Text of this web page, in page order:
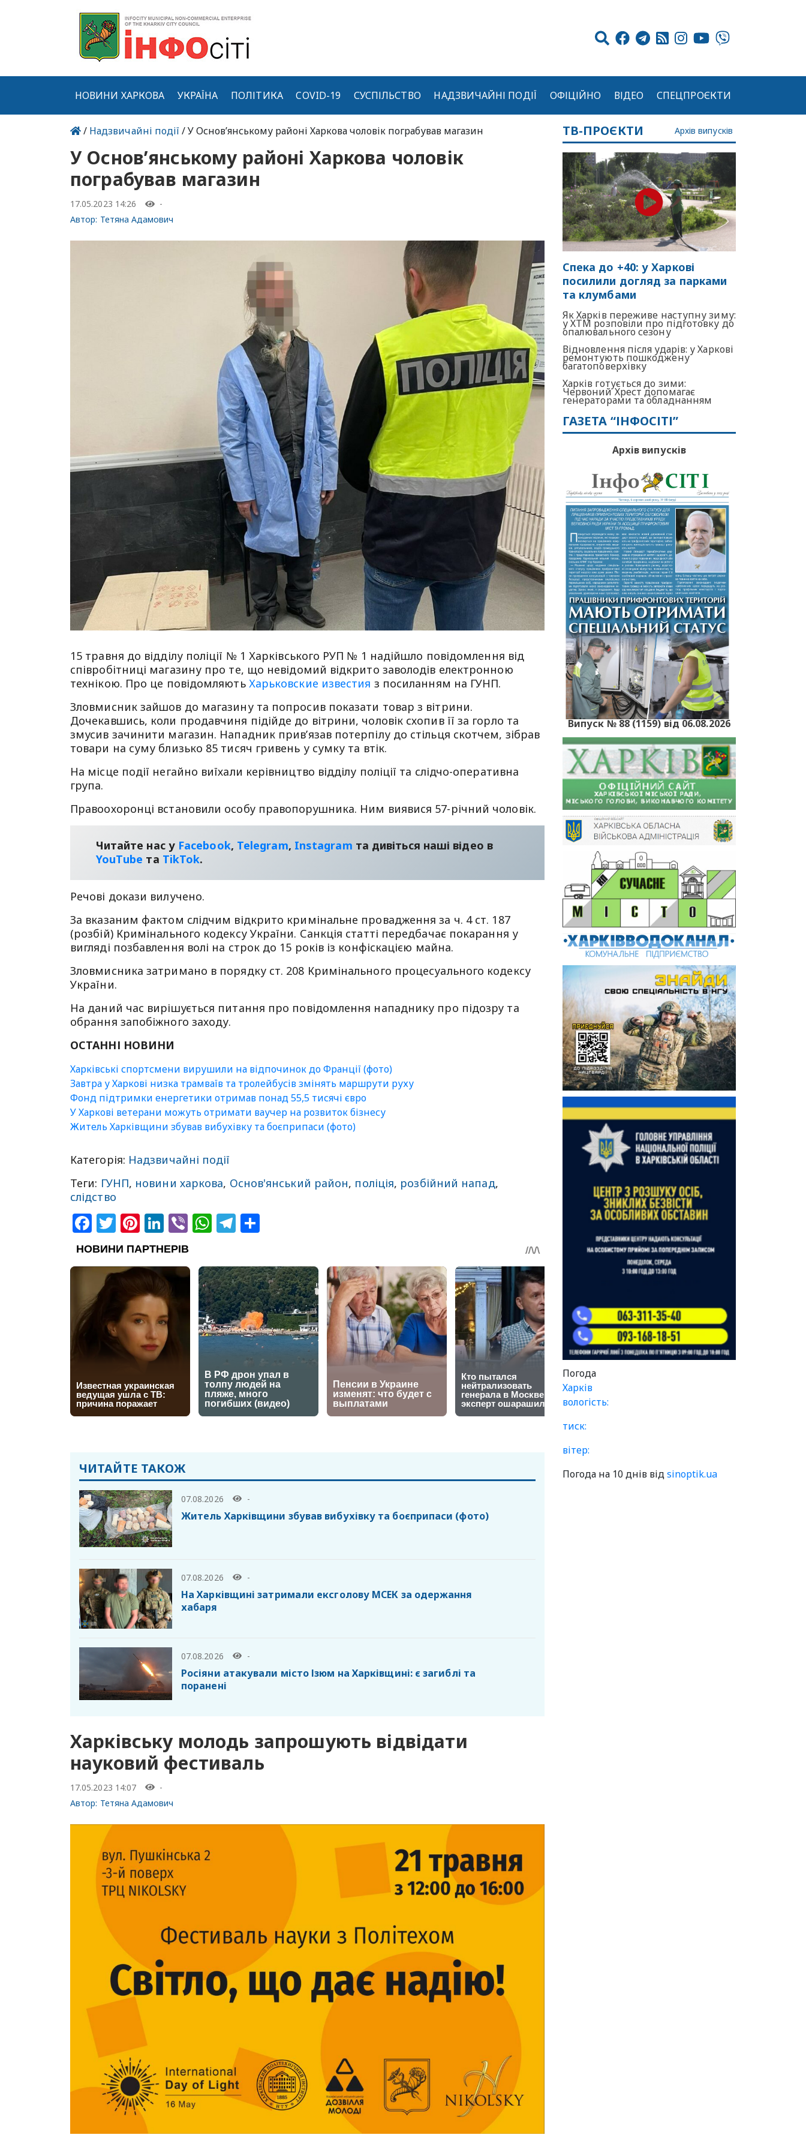
НОВИНИ ХАРКОВА УКРАЇНА ПОЛІТИКА COVID-19 СУСПІЛЬСТВО НАДЗВИЧАЙНІ ПОДІЇ ОФІЦІЙНО ВІДЕО СПЕЦПРОЄКТИ
/ Надзвичайні події / У Основ’янському районі Харкова чоловік пограбував магазин
У Основ’янському районі Харкова чоловік
пограбував магазин
17.05.2023 14:26
-
Автор: Тетяна Адамович
15 травня до відділу поліції № 1 Харківського РУП № 1 надійшло повідомлення від
співробітниці магазину про те, що невідомий відкрито заволодів електронною
технікою. Про це повідомляють Харьковские известия з посиланням на ГУНП.
Зловмисник зайшов до магазину та попросив показати товар з вітрини.
Дочекавшись, коли продавчиня підійде до вітрини, чоловік схопив її за горло та
змусив зачинити магазин. Нападник прив’язав потерпілу до стільця скотчем, зібрав
товари на суму близько 85 тисяч гривень у сумку та втік.
На місце події негайно виїхали керівництво відділу поліції та слідчо-оперативна
група.
Правоохоронці встановили особу правопорушника. Ним виявися 57-річний чоловік.
Читайте нас у Facebook, Telegram, Instagram та дивіться наші відео в
YouТube та TikTok.
Речові докази вилучено.
За вказаним фактом слідчим відкрито кримінальне провадження за ч. 4 ст. 187
(розбій) Кримінального кодексу України. Санкція статті передбачає покарання у
вигляді позбавлення волі на строк до 15 років із конфіскацією майна.
Зловмисника затримано в порядку ст. 208 Кримінального процесуального кодексу
України.
На даний час вирішується питання про повідомлення нападнику про підозру та
обрання запобіжного заходу.
ОСТАННІ НОВИНИ
Харківські спортсмени вирушили на відпочинок до Франції (фото)
Завтра у Харкові низка трамваїв та тролейбусів змінять маршрути руху
Фонд підтримки енергетики отримав понад 55,5 тисячі євро
У Харкові ветерани можуть отримати ваучер на розвиток бізнесу
Житель Харківщини збував вибухівку та боєприпаси (фото)
Категорія: Надзвичайні події
Теги: ГУНП, новини харкова, Основ'янський район, поліція, розбійний напад,
слідство
Facebook
Twitter
Pinterest
LinkedIn
ViberWhatsApp
Telegram
ЧИТАЙТЕ ТАКОЖ
07.08.2026 -
Житель Харківщини збував вибухівку та боєприпаси (фото)
07.08.2026 -
На Харківщині затримали ексголову МСЕК за одержання
хабаря
07.08.2026 -
Росіяни атакували місто Ізюм на Харківщині: є загиблі та
поранені
Харківську молодь запрошують відвідати
науковий фестиваль
17.05.2023 14:07
-
Автор: Тетяна Адамович
ТВ-ПРОЄКТИ Архів випусків
Спека до +40: у Харкові
посилили догляд за парками
та клумбами
Як Харків переживе наступну зиму:
у ХТМ розповіли про підготовку до
опалювального сезону
Відновлення після ударів: у Харкові
ремонтують пошкоджену
багатоповерхівку
Харків готується до зими:
Червоний Хрест допомагає
генераторами та обладнанням
ГАЗЕТА “ІНФОСІТІ”
Архів випусків
Випуск № 88 (1159) від 06.08.2026
Погода
Харків
вологість:
тиск:
вітер:
Погода на 10 днів відsinoptik.ua